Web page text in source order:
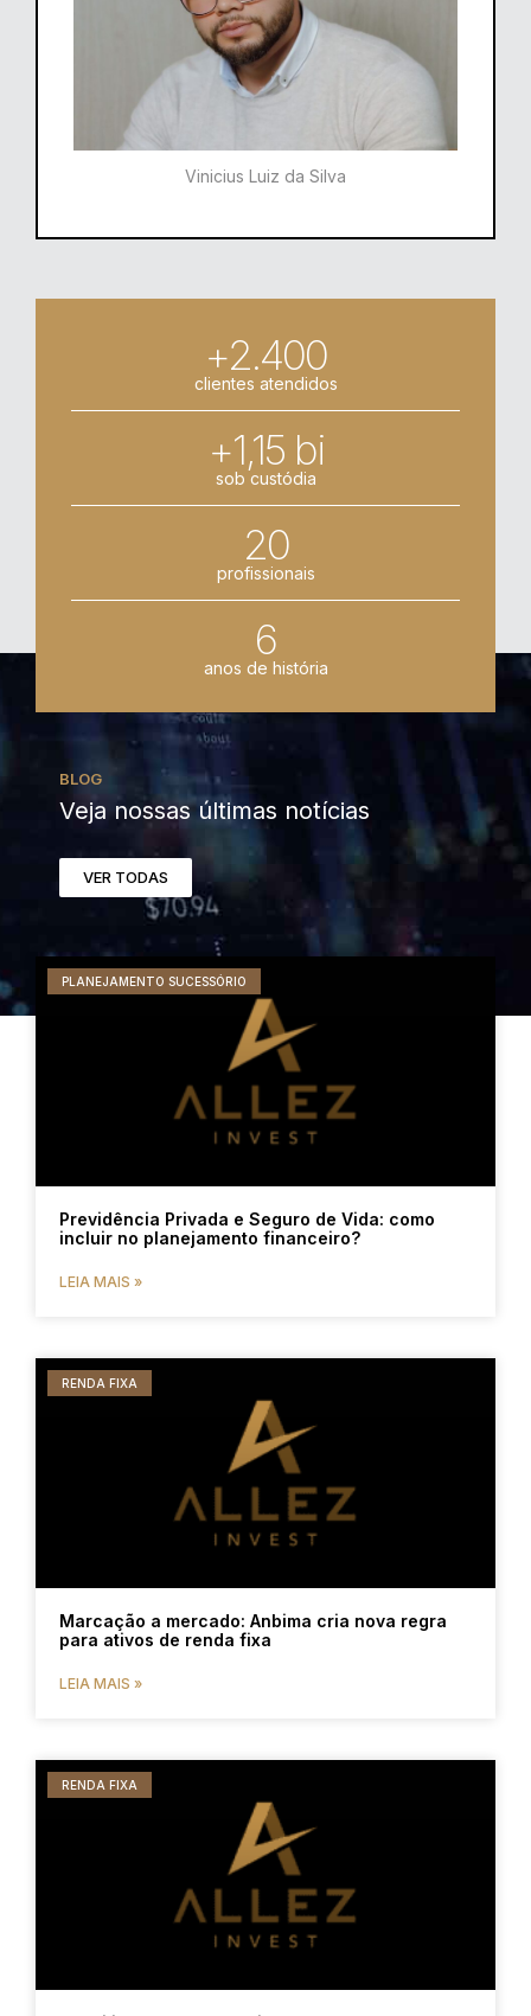
Vinicius Luiz da Silva
+2.400
clientes atendidos
+1,15 bi
sob custódia
20
profissionais
6
anos de história
BLOG
Veja nossas últimas notícias
VER TODAS
PLANEJAMENTO SUCESSÓRIO
Previdência Privada e Seguro de Vida: como
incluir no planejamento financeiro?
LEIA MAIS »
RENDA FIXA
Marcação a mercado: Anbima cria nova regra
para ativos de renda fixa
LEIA MAIS »
RENDA FIXA